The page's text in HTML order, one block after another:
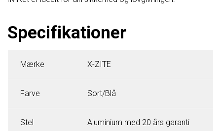
Specifikationer
Mærke X-ZITE
Farve Sort/Blå
Stel
Aluminium med 20 års garanti